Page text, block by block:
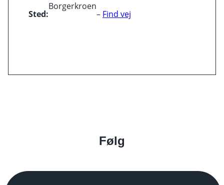
Sted:
Borgerkroen
– Find vej
Følg